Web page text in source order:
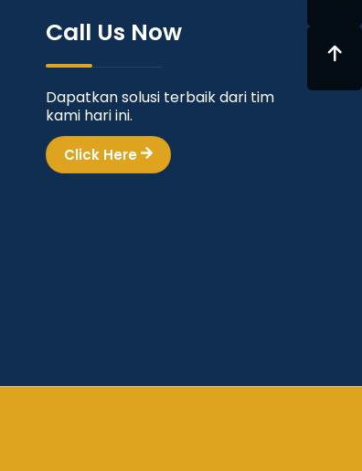
Call Us Now
Dapatkan solusi terbaik dari tim
kami hari ini.
Click Here